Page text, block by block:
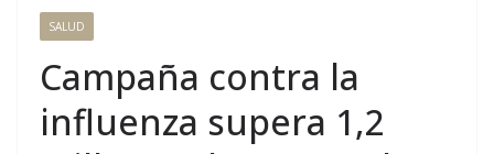
SALUD
Campaña contra la
influenza supera 1,2